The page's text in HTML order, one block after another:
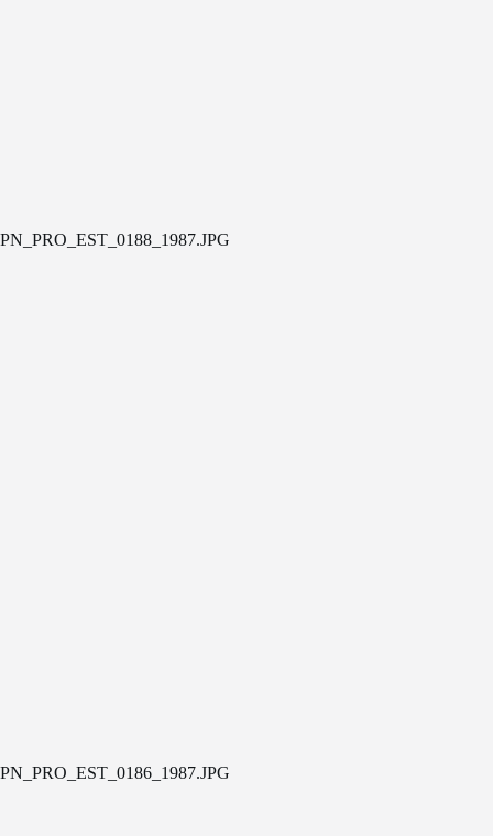
PN_PRO_EST_0188_1987.JPG
PN_PRO_EST_0186_1987.JPG